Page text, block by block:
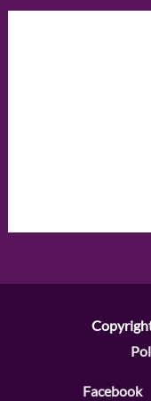
Facebook